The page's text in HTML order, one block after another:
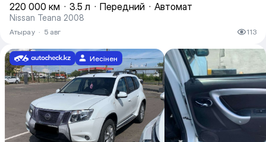
220 000 км · 3.5 л · Передний · Автомат
Nissan Teana 2008
Атырау · 5 авг 113
Иесінен